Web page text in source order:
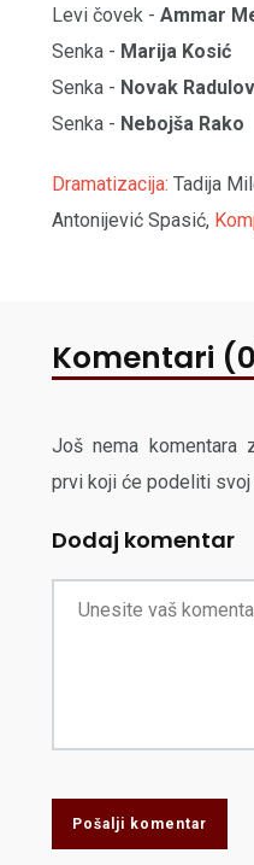
Levi čovek - Ammar
Senka - Marija Kosić
Senka - Novak
Senka - Nebojša Rako
Dramatizacija: Tadija
Antonijević Spasić,
Komentari
Još nema komentara
prvi koji će podeliti svoj
Dodaj komentar
Pošalji komentar